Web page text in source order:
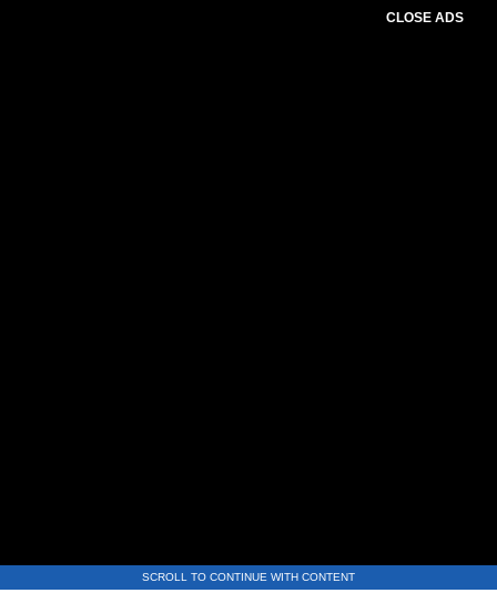
CLOSE ADS
SCROLL TO CONTINUE WITH CONTENT